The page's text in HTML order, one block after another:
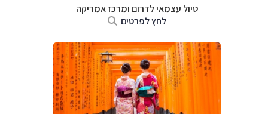
טיול עצמאי לדרום ומרכז אמריקה
לחץ לפרטים